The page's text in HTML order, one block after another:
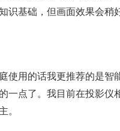
识基础，但画面效果会稍
使用的话我更推荐的是
一点了。我目前在投影仪
。